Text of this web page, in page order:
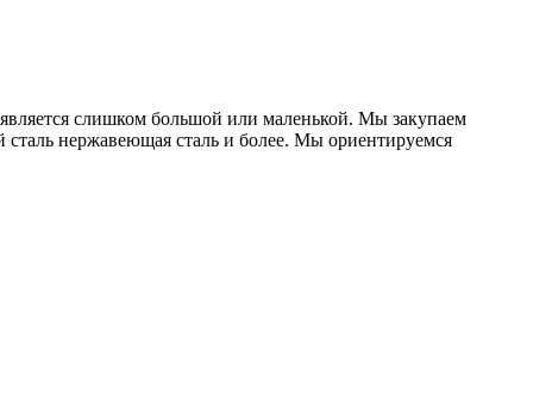
слишком большой или маленькой. Мы закупаем
нержавеющая сталь и более. Мы ориентируемся